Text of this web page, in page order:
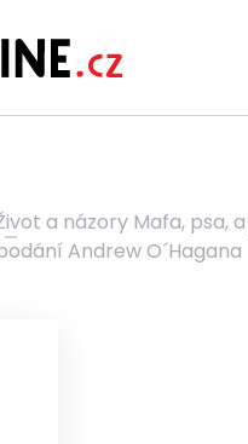
a názory Mafa, psa,
Andrew O´Hagana